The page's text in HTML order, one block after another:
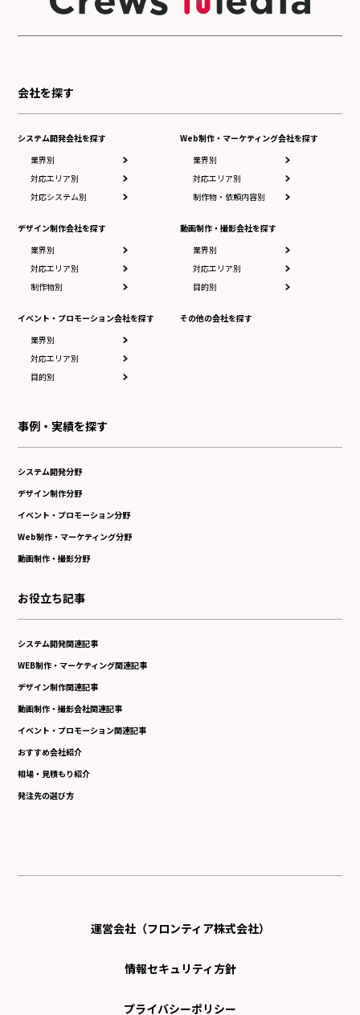
会社を探す
システム開発会社を探す
業界別
対応エリア別
対応システム別
デザイン制作会社を探す
業界別
対応エリア別
制作物別
イベント・プロモーション会社を探す
業界別
対応エリア別
目的別
Web制作・マーケティング会社を探す
業界別
対応エリア別
制作物・依頼内容別
動画制作・撮影会社を探す
業界別
対応エリア別
目的別
その他の会社を探す
事例・実績を探す
システム開発分野
デザイン制作分野
イベント・プロモーション分野
Web制作・マーケティング分野
動画制作・撮影分野
お役立ち記事
システム開発関連記事
WEB制作・マーケティング関連記事
デザイン制作関連記事
動画制作・撮影会社関連記事
イベント・プロモーション関連記事
おすすめ会社紹介
相場・見積もり紹介
発注先の選び方
運営会社（フロンティア株式会社）
情報セキュリティ方針
プライバシーポリシー